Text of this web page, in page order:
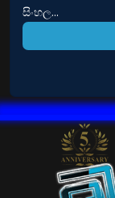
සිංහල...